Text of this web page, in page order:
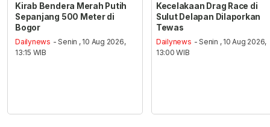
Kirab Bendera Merah Putih
Sepanjang 500 Meter di
Bogor
Dailynews - Senin , 10 Aug 2026,
13:15 WIB
Kecelakaan Drag Race di
Sulut Delapan Dilaporkan
Tewas
Dailynews - Senin , 10 Aug 2026,
13:00 WIB